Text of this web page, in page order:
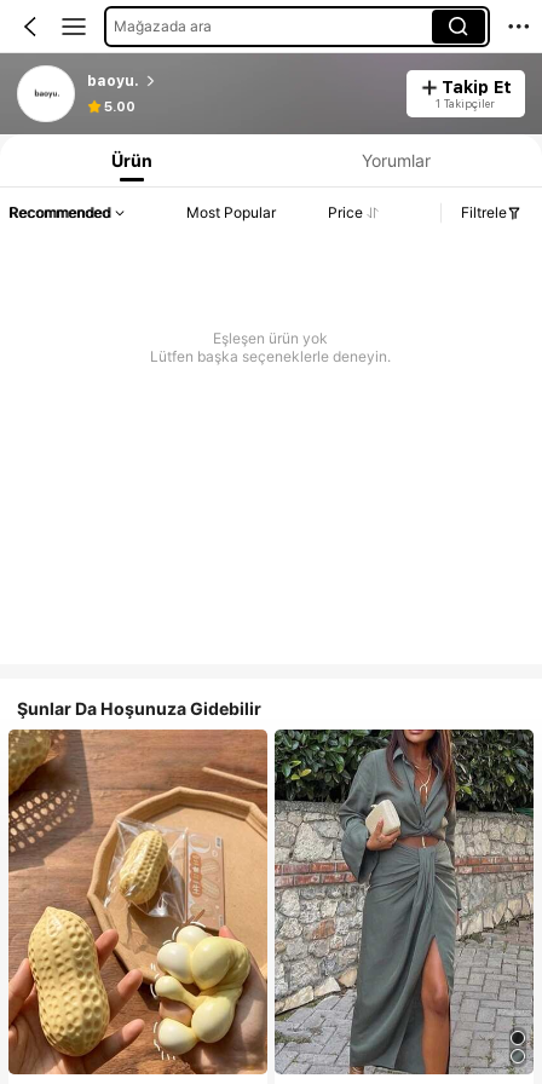
Mağazada ara
baoyu.
5.00
Takip Et
1 Takipçiler
Ürün Yorumlar
Recommended Most Popular Price Filtrele
Eşleşen ürün yok
Lütfen başka seçeneklerle deneyin.
Şunlar Da Hoşunuza Gidebilir